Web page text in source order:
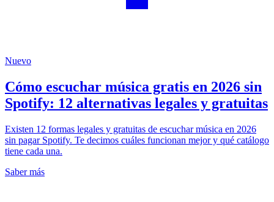
Nuevo
Cómo escuchar música gratis en 2026 sin
Spotify: 12 alternativas legales y gratuitas
Existen 12 formas legales y gratuitas de escuchar música en 2026
sin pagar Spotify. Te decimos cuáles funcionan mejor y qué catálogo
tiene cada una.
Saber más